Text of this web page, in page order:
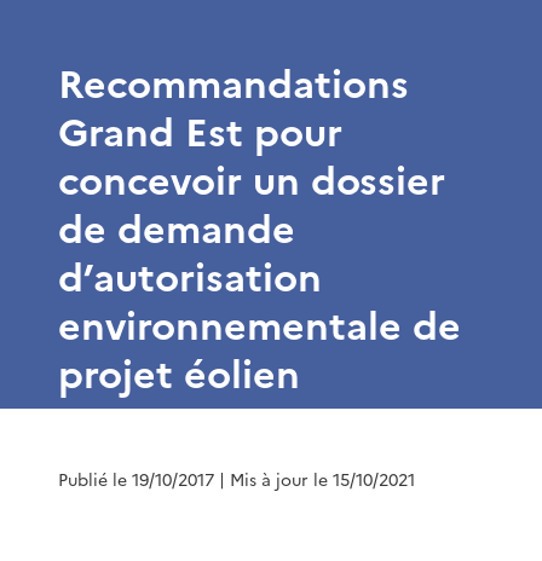
Recommandations
Grand Est pour
concevoir un dossier
de demande
d’autorisation
environnementale de
projet éolien
Publié le 19/10/2017 | Mis à jour le 15/10/2021